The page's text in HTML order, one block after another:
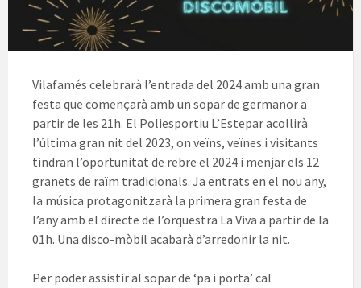
Vilafamés celebrarà l’entrada del 2024 amb una gran
festa que començarà amb un sopar de germanor a
partir de les 21h. El Poliesportiu L’Estepar acollirà
l’última gran nit del 2023, on veïns, veïnes i visitants
tindran l’oportunitat de rebre el 2024 i menjar els 12
granets de raïm tradicionals. Ja entrats en el nou any,
la música protagonitzarà la primera gran festa de
l’any amb el directe de l’orquestra La Viva a partir de la
01h. Una disco-mòbil acabarà d’arredonir la nit.
Per poder assistir al sopar de ‘pa i porta’ cal